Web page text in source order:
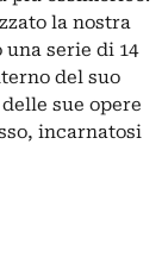
la nostra
serie di 14
del suo
sue opere
incarnatosi